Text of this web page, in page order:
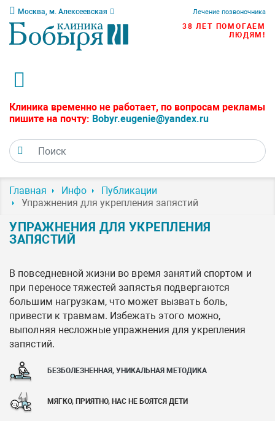
Москва, м. Алексеевская Лечение позвоночника
38 ЛЕТ ПОМОГАЕМ
ЛЮДЯМ!
Клиника временно не работает, по вопросам рекламы
пишите на почту: Bobyr.eugenie@yandex.ru
Главная Инфо
Публикации
Упражнения для укрепления запястий
УПРАЖНЕНИЯ ДЛЯ УКРЕПЛЕНИЯ
ЗАПЯСТИЙ
В повседневной жизни во время занятий спортом и
при переносе тяжестей запястья подвергаются
большим нагрузкам, что может вызвать боль,
привести к травмам. Избежать этого можно,
выполняя несложные упражнения для укрепления
запястий.
БЕЗБОЛЕЗНЕННАЯ, УНИКАЛЬНАЯ МЕТОДИКА
МЯГКО, ПРИЯТНО, НАС НЕ БОЯТСЯ ДЕТИ